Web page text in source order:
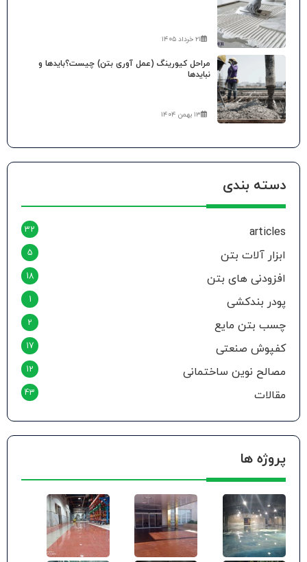
۲۱ خرداد ۱۴۰۵
مراحل کیورینگ (عمل آوری بتن) چیست؟بایدها و
نبایدها
۱۳ بهمن ۱۴۰۴
دسته بندی
articles
32
ابزار آلات بتن 5
افزودنی های بتن 18
پودر بندکشی 1
چسب بتن مایع 2
کفپوش صنعتی 17
مصالح نوین ساختمانی 12
مقالات 43
پروژه ها